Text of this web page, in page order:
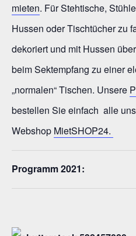
mieten. Für Stehtische,
Hussen oder Tischtücher zu
dekoriert und mit Hussen
beim Sektempfang zu einer
„normalen“ Tischen. Unsere
bestellen Sie einfach alle
Webshop MietSHOP24.
Programm 2021: